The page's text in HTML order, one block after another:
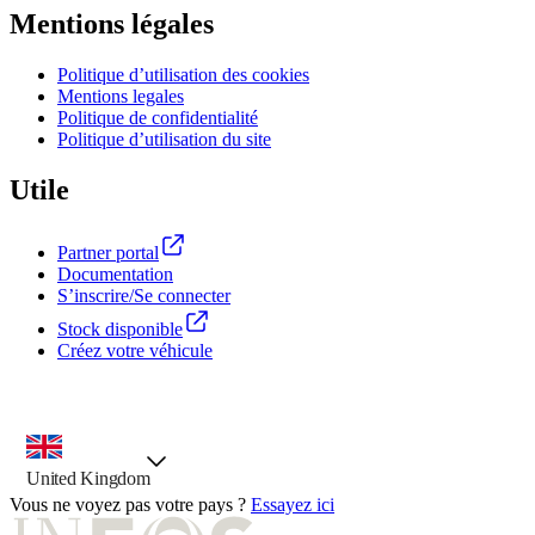
Mentions légales
Politique d’utilisation des cookies
Mentions legales
Politique de confidentialité
Politique d’utilisation du site
Utile
Partner portal
Documentation
S’inscrire/Se connecter
Stock disponible
Créez votre véhicule
outil de sélection de pays, option présélectionnée
United Kingdom
Vous ne voyez pas votre pays ? Essayez ici